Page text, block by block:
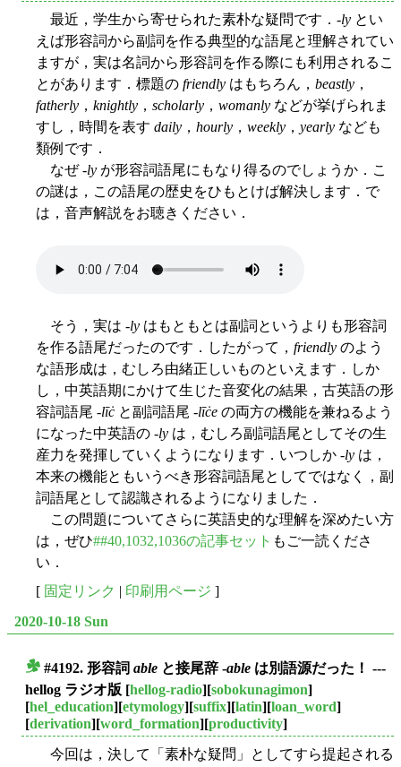
最近，学生から寄せられた素朴な疑問です．-ly とい
えば形容詞から副詞を作る典型的な語尾と理解されてい
ますが，実は名詞から形容詞を作る際にも利用されるこ
とがあります．標題の friendly はもちろん， beastly ，
fatherly ， knightly ， scholarly ， womanly などが挙げられま
すし，時間を表す daily ， hourly ， weekly ， yearly なども
類例です．
なぜ -ly が形容詞語尾にもなり得るのでしょうか．こ
の謎は，この語尾の歴史をひもとけば解決します．で
は，音声解説をお聴きください．
そう，実は -ly はもともとは副詞というよりも形容詞
を作る語尾だったのです．したがって， friendly のよう
な語形成は，むしろ由緒正しいものといえます．しか
し，中英語期にかけて生じた音変化の結果，古英語の形
容詞語尾 -līċ と副詞語尾 -līċe の両方の機能を兼ねるよう
になった中英語の -ly は，むしろ副詞語尾としてその生
産力を発揮していくようになります．いつしか -ly は，
本来の機能ともいうべき形容詞語尾としてではなく，副
詞語尾として認識されるようになりました．
この問題についてさらに英語史的な理解を深めたい方
は，ぜひ##40,1032,1036の記事セット もご一読くださ
い．
[ 固定リンク | 印刷用ページ ]
2020-10-18 Sun
#4192. 形容詞 able と接尾辞 -able は別語源だった！ ---
hellog ラジオ版 [hellog-radio][sobokunagimon]
[hel_education][etymology][suffix][latin][loan_word]
[derivation][word_formation][productivity]
今回は，決して「素朴な疑問」としてすら提起される